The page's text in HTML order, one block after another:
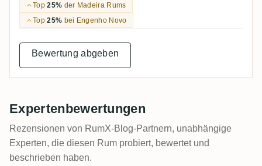
Top25% der Madeira Rums
Top25% bei Engenho Novo
Bewertung abgeben
Expertenbewertungen
Rezensionen von RumX-Blog-Partnern, unabhängige
Experten, die diesen Rum probiert, bewertet und
beschrieben haben.